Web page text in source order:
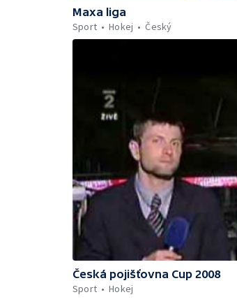
Maxa liga
Sport
Hokej Český
Česká pojišťovna Cup 2008
Sport
Hokej